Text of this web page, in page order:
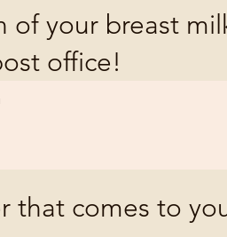
of your breast
office!
that comes to